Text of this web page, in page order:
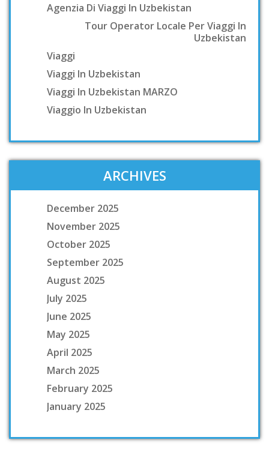
Agenzia Di Viaggi In Uzbekistan
Tour Operator Locale Per Viaggi In
Uzbekistan
Viaggi
Viaggi In Uzbekistan
Viaggi In Uzbekistan MARZO
Viaggio In Uzbekistan
ARCHIVES
December 2025
November 2025
October 2025
September 2025
August 2025
July 2025
June 2025
May 2025
April 2025
March 2025
February 2025
January 2025